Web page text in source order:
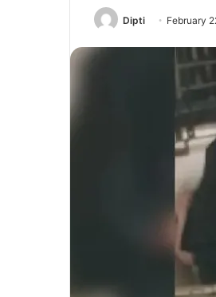
Dipti February